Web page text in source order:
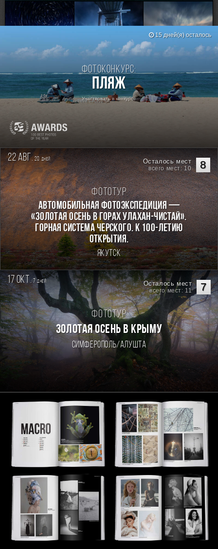
RSS
Фотоконкурс:
Пляж
Участвовать в конкурсе
15 дней(я) осталось
22 авг. 20дней 8
Осталось мест
всего мест: 10
Фототур
Автомобильная фотоэкспедиция —
«Золотая осень в горах Улахан-Чистай».
Горная система Черского. К 100-летию
открытия.
Якутск
17 окт.7дней 7
Осталось мест
всего мест: 11
Фототур
ЗОЛОТАЯ ОСЕНЬ В КРЫМУ
Симферополь/Алушта